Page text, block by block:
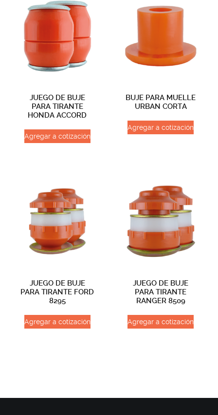
JUEGO DE BUJE
PARA TIRANTE
HONDA ACCORD
Agregar a cotización
BUJE PARA MUELLE
URBAN CORTA
Agregar a cotización
JUEGO DE BUJE
PARA TIRANTE FORD
8295
Agregar a cotización
JUEGO DE BUJE
PARA TIRANTE
RANGER 8509
Agregar a cotización